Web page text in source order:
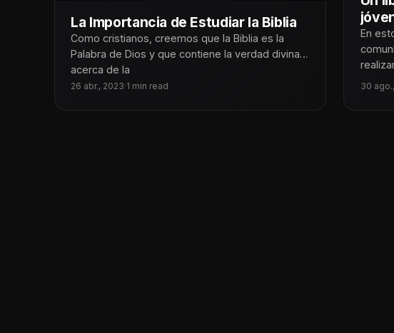
La Importancia de Estudiar la Biblia
Como cristianos, creemos que la Biblia es la
Palabra de Dios y que contiene la verdad divina
acerca de la
26 abr., 2023·1 min read
En
30